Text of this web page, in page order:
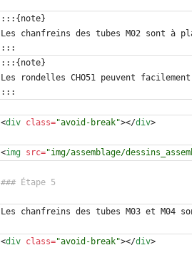
<div class="avoid-break"></div>
<img src="img/assemblage/
<div class="avoid-break"></div>